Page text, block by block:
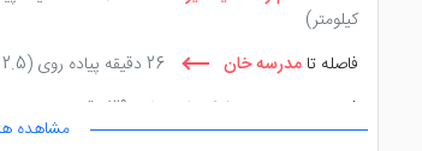
کیلومتر)
فاصله تا مدرسه خان 26 دقیقه پیاده روی
(2.5 کیلومتر)
فاصله تا
مسجد نو یا شهدا 39 دقیقه پیاده روی
کیلومتر)
مشاهده